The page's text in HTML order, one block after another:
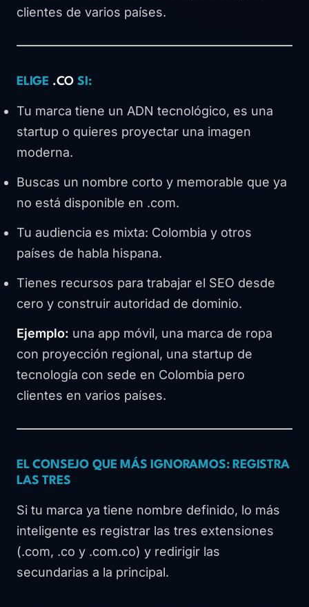
clientes de varios países.
ELIGE .CO SI:
Tu marca tiene un ADN tecnológico, es una
startup o quieres proyectar una imagen
moderna.
Buscas un nombre corto y memorable que ya
no está disponible en .com.
Tu audiencia es mixta: Colombia y otros
países de habla hispana.
Tienes recursos para trabajar el SEO desde
cero y construir autoridad de dominio.
Ejemplo: una app móvil, una marca de ropa
con proyección regional, una startup de
tecnología con sede en Colombia pero
clientes en varios países.
EL CONSEJO QUE MÁS IGNORAMOS: REGISTRA
LAS TRES
Si tu marca ya tiene nombre definido, lo más
inteligente es registrar las tres extensiones
(.com, .co y .com.co) y redirigir las
secundarias a la principal.